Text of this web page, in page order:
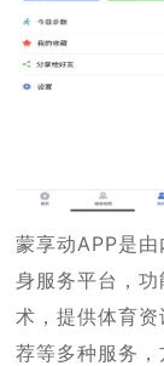
蒙享动APP是
身服务平台，
术，提供体育
荐等多种服务